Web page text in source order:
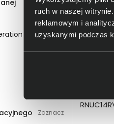
ruch w naszej
reklamowym i
uzyskanymi podczas
Zaznacz
[790]
[11]
Zaznacz
porównania
techniczna